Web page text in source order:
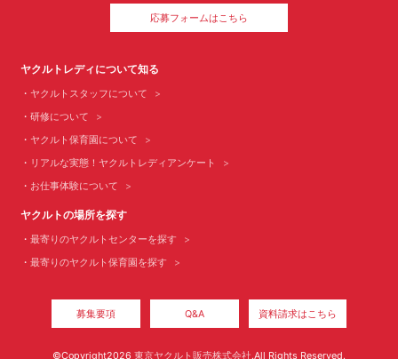
応募フォームはこちら
ヤクルトレディについて知る
ヤクルトスタッフについて
研修について
ヤクルト保育園について
リアルな実態！ヤクルトレディアンケート
お仕事体験について
ヤクルトの場所を探す
最寄りのヤクルトセンターを探す
最寄りのヤクルト保育園を探す
募集要項 Q&A 資料請求はこちら
©Copyright2026 東京ヤクルト販売株式会社.All Rights Reserved.